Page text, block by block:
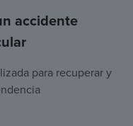
accidente
para recuperar y